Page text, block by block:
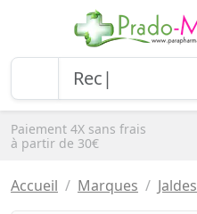
Paiement 4X sans frais
à partir de 30€
Accueil Marques Jaldes